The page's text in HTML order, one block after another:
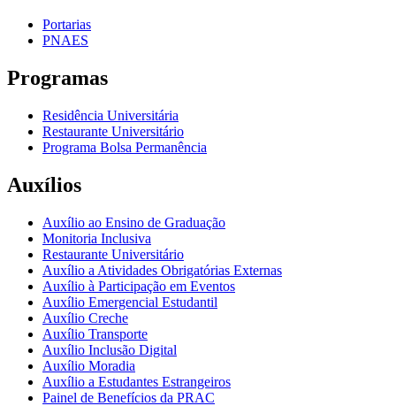
Portarias
PNAES
Programas
Residência Universitária
Restaurante Universitário
Programa Bolsa Permanência
Auxílios
Auxílio ao Ensino de Graduação
Monitoria Inclusiva
Restaurante Universitário
Auxílio a Atividades Obrigatórias Externas
Auxílio à Participação em Eventos
Auxílio Emergencial Estudantil
Auxílio Creche
Auxílio Transporte
Auxílio Inclusão Digital
Auxílio Moradia
Auxílio a Estudantes Estrangeiros
Painel de Benefícios da PRAC